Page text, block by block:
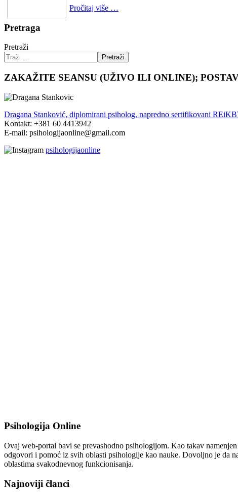
Pročitaj više …
Pretraga
Pretraži
Pretraži
ZAKAŽITE SEANSU (UŽIVO ILI ONLINE);
Dragana Stanković, diplomirani psiholog, napredno sertifikovani
Kontakt: +381 60 4413942
E-mail: psihologijaonline@gmail.com
psihologijaonline
Psihologija Online
Ovaj web-portal bavi se prevashodno psihologijom. Kao takav
odgovori i pomoć iz svih oblasti psihologije kao nauke. Dovoljno je da
oblastima svakodnevnog funkcionisanja.
Najnoviji članci